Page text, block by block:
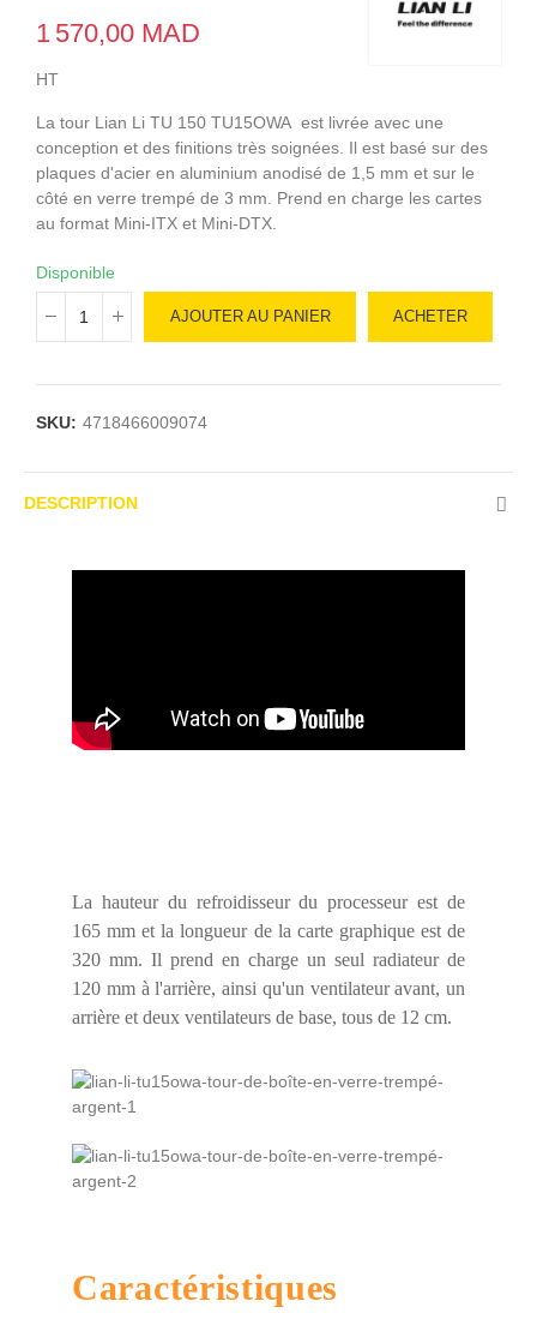
1 570,00 MAD
HT
La tour Lian Li TU 150 TU15OWA est livrée avec une
conception et des finitions très soignées. Il est basé sur des
plaques d'acier en aluminium anodisé de 1,5 mm et sur le
côté en verre trempé de 3 mm. Prend en charge les cartes
au format Mini-ITX et Mini-DTX.
Disponible
AJOUTER AU PANIER ACHETER
SKU: 4718466009074
DESCRIPTION
La hauteur du refroidisseur du processeur est de
165 mm et la longueur de la carte graphique est de
320 mm. Il prend en charge un seul radiateur de
120 mm à l'arrière, ainsi qu'un ventilateur avant, un
arrière et deux ventilateurs de base, tous de 12 cm.
Caractéristiques